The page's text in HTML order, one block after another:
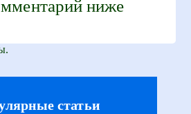
ниже
статьи